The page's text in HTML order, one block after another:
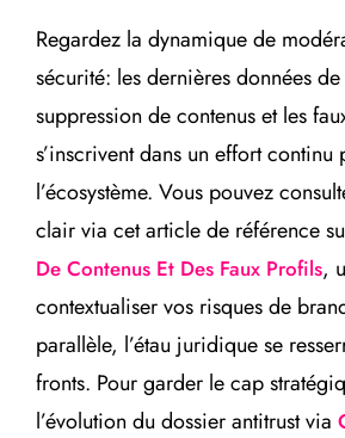
Regardez la dynamique de
sécurité: les dernières données
suppression de contenus et les
s’inscrivent dans un effort continu
l’écosystème. Vous pouvez
clair via cet article de référence
De Contenus Et Des Faux Profils,
contextualiser vos risques de
parallèle, l’étau juridique se
fronts. Pour garder le cap
l’évolution du dossier antitrust via